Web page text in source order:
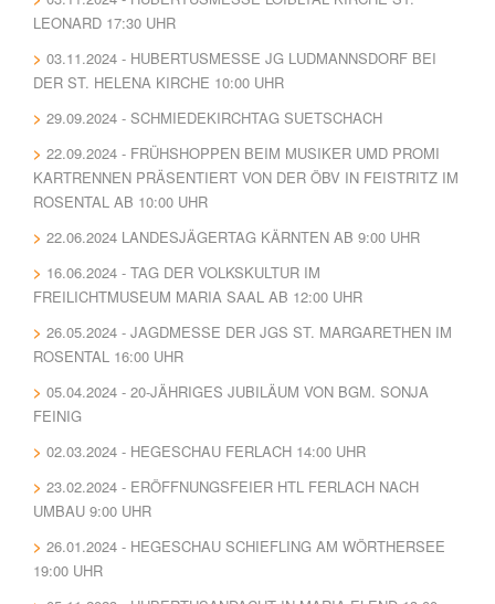
LEONARD 17:30 UHR
03.11.2024 - HUBERTUSMESSE JG LUDMANNSDORF BEI
DER ST. HELENA KIRCHE 10:00 UHR
29.09.2024 - SCHMIEDEKIRCHTAG SUETSCHACH
22.09.2024 - FRÜHSHOPPEN BEIM MUSIKER UMD PROMI
KARTRENNEN PRÄSENTIERT VON DER ÖBV IN FEISTRITZ IM
ROSENTAL AB 10:00 UHR
22.06.2024 LANDESJÄGERTAG KÄRNTEN AB 9:00 UHR
16.06.2024 - TAG DER VOLKSKULTUR IM
FREILICHTMUSEUM MARIA SAAL AB 12:00 UHR
26.05.2024 - JAGDMESSE DER JGS ST. MARGARETHEN IM
ROSENTAL 16:00 UHR
05.04.2024 - 20-JÄHRIGES JUBILÄUM VON BGM. SONJA
FEINIG
02.03.2024 - HEGESCHAU FERLACH 14:00 UHR
23.02.2024 - ERÖFFNUNGSFEIER HTL FERLACH NACH
UMBAU 9:00 UHR
26.01.2024 - HEGESCHAU SCHIEFLING AM WÖRTHERSEE
19:00 UHR